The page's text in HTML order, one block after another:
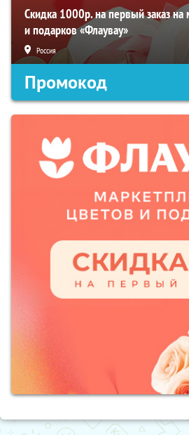
Скидка 1000р. на первый заказ на
и подарков «Флаувау»
Россия
Промокод